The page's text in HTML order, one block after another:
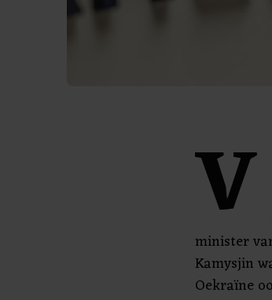
V
minister
Kamysjin
Oekraïne